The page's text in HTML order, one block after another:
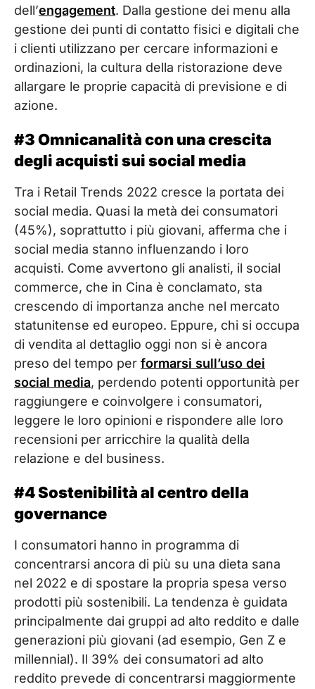
dell’engagement. Dalla gestione dei menu alla
gestione dei punti di contatto fisici e digitali che
i clienti utilizzano per cercare informazioni e
ordinazioni, la cultura della ristorazione deve
allargare le proprie capacità di previsione e di
azione.
#3 Omnicanalità con una crescita
degli acquisti sui social media
Tra i Retail Trends 2022 cresce la portata dei
social media. Quasi la metà dei consumatori
(45%), soprattutto i più giovani, afferma che i
social media stanno influenzando i loro
acquisti. Come avvertono gli analisti, il social
commerce, che in Cina è conclamato, sta
crescendo di importanza anche nel mercato
statunitense ed europeo. Eppure, chi si occupa
di vendita al dettaglio oggi non si è ancora
preso del tempo per formarsi sull’uso dei
social media, perdendo potenti opportunità per
raggiungere e coinvolgere i consumatori,
leggere le loro opinioni e rispondere alle loro
recensioni per arricchire la qualità della
relazione e del business.
#4 Sostenibilità al centro della
governance
I consumatori hanno in programma di
concentrarsi ancora di più su una dieta sana
nel 2022 e di spostare la propria spesa verso
prodotti più sostenibili. La tendenza è guidata
principalmente dai gruppi ad alto reddito e dalle
generazioni più giovani (ad esempio, Gen Z e
millennial). Il 39% dei consumatori ad alto
reddito prevede di concentrarsi maggiormente